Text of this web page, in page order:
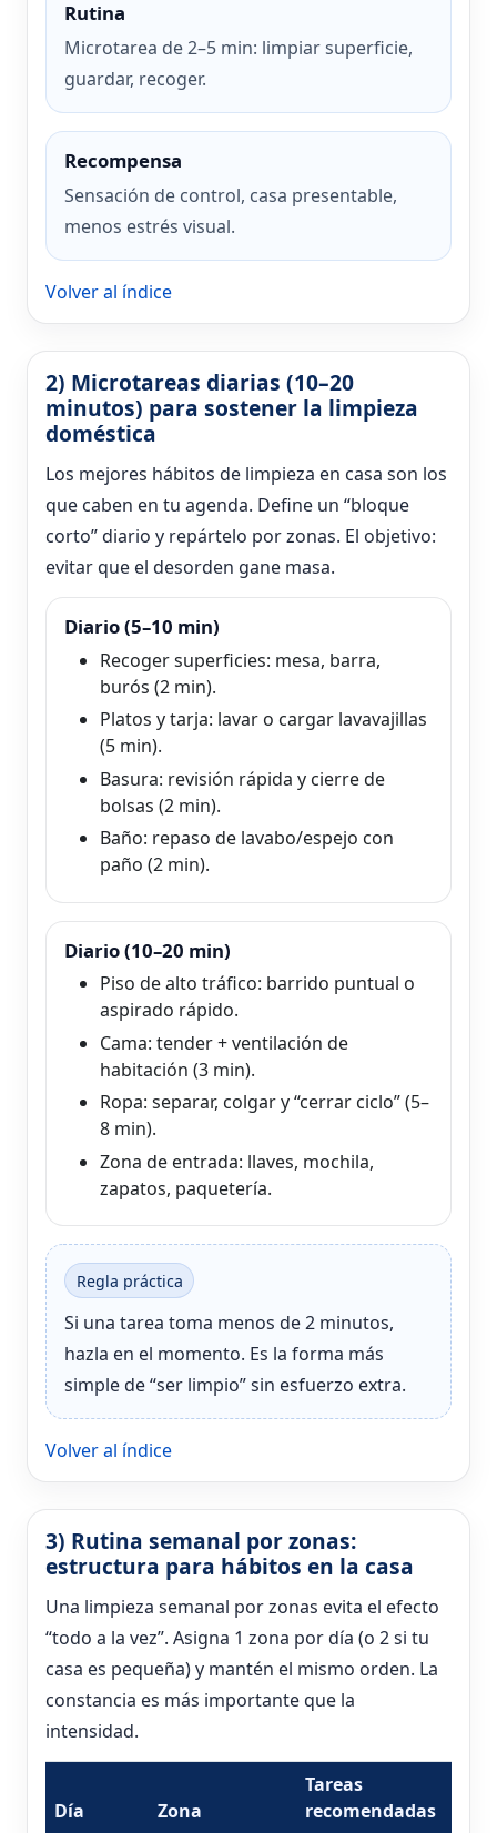
Rutina
Microtarea de 2–5 min: limpiar superficie,
guardar, recoger.
Recompensa
Sensación de control, casa presentable,
menos estrés visual.
Volver al índice
2) Microtareas diarias (10–20
minutos) para sostener la limpieza
doméstica
Los mejores hábitos de limpieza en casa son los
que caben en tu agenda. Define un “bloque
corto” diario y repártelo por zonas. El objetivo:
evitar que el desorden gane masa.
Diario (5–10 min)
Recoger superficies: mesa, barra,
burós (2 min).
Platos y tarja: lavar o cargar lavavajillas
(5 min).
Basura: revisión rápida y cierre de
bolsas (2 min).
Baño: repaso de lavabo/espejo con
paño (2 min).
Diario (10–20 min)
Piso de alto tráfico: barrido puntual o
aspirado rápido.
Cama: tender + ventilación de
habitación (3 min).
Ropa: separar, colgar y “cerrar ciclo” (5–
8 min).
Zona de entrada: llaves, mochila,
zapatos, paquetería.
Regla práctica
Si una tarea toma menos de 2 minutos,
hazla en el momento. Es la forma más
simple de “ser limpio” sin esfuerzo extra.
Volver al índice
3) Rutina semanal por zonas:
estructura para hábitos en la casa
Una limpieza semanal por zonas evita el efecto
“todo a la vez”. Asigna 1 zona por día (o 2 si tu
casa es pequeña) y mantén el mismo orden. La
constancia es más importante que la
intensidad.
Día Zona
Tareas
recomendadas